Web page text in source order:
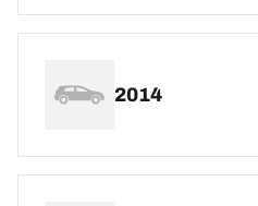
2014